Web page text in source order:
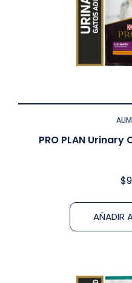
PRO PLAN
$
AÑADIR